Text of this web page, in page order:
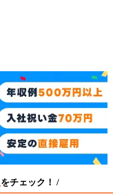
をチェック！ /